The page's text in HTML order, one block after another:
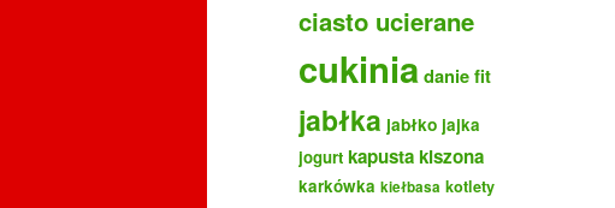
ciasto ucierane
cukiniadanie fit
jabłka jabłko jajka
jogurt kapusta kiszona
karkówka kiełbasa kotlety